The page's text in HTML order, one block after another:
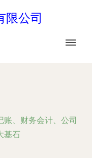
限公司
账、财务会计、公司
基石